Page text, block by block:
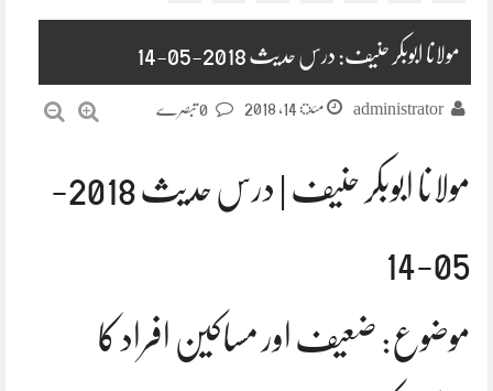
مولانا ابوبکر حنیف: درس حدیث 2018-05-14
administrator مئ 14, 2018
مولانا ابوبکر حنیف | درس حدیث 2018-
05-14
موضوع: ضعیف اور مساکین افراد کا